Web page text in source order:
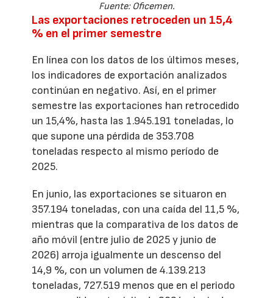
Fuente: Oficemen.
Las exportaciones retroceden un 15,4
% en el primer semestre
En línea con los datos de los últimos meses,
los indicadores de exportación analizados
continúan en negativo. Así, en el primer
semestre las exportaciones han retrocedido
un 15,4%, hasta las 1.945.191 toneladas, lo
que supone una pérdida de 353.708
toneladas respecto al mismo período de
2025.
En junio, las exportaciones se situaron en
357.194 toneladas, con una caída del 11,5 %,
mientras que la comparativa de los datos de
año móvil (entre julio de 2025 y junio de
2026) arroja igualmente un descenso del
14,9 %, con un volumen de 4.139.213
toneladas, 727.519 menos que en el periodo